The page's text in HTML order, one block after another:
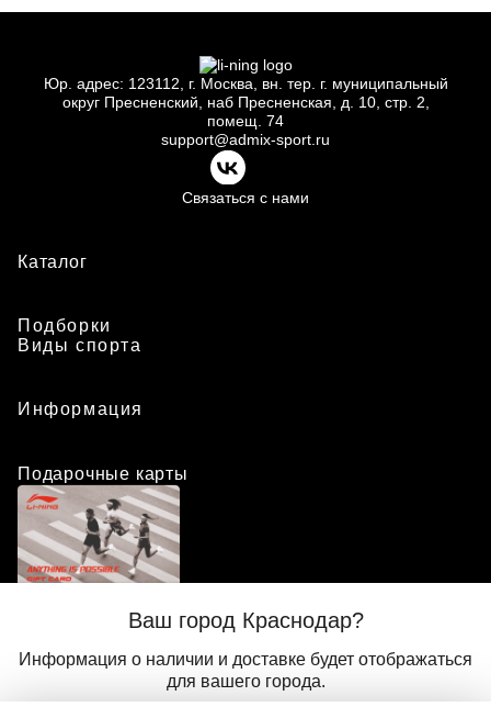
Ваш город Краснодар?
Информация о наличии и доставке будет отображаться
для вашего города.
Юр. адрес: 123112, г. Москва, вн. тер. г. муниципальный
округ Пресненский, наб Пресненская, д.
10, стр. 2,
помещ. 74
support@admix-sport.ru
Связаться с нами
Каталог
Подборки
Виды спорта
Информация
Подарочные карты
Положение о программе лояльности